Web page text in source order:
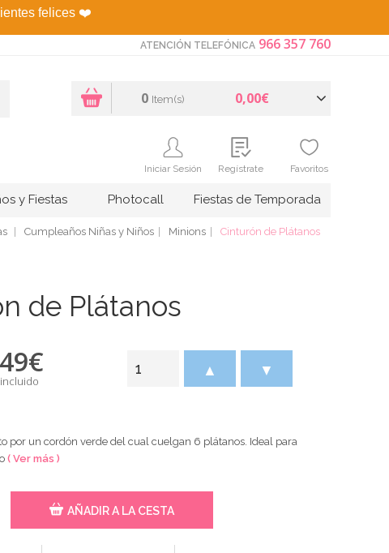
felices ❤️
ATENCIÓN TELEFÓNICA 966 357 760
0 Item(s) 0,00€
Iniciar Sesión Regístrate Favoritos
y Fiestas Photocall Fiestas de Temporada
Cumpleaños Niñas y Niños Minions Cinturón de Plátanos
de Plátanos
€
incluido
▲ ▼
por un cordón verde del cual cuelgan 6 plátanos. Ideal para
( Ver más )
AÑADIR A LA CESTA